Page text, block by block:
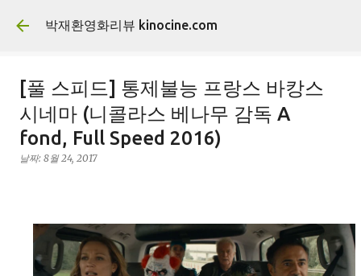
기본 콘텐츠로 건너뛰기
박재환영화리뷰 kinocine.com
[풀 스피드] 통제불능 프랑스 바캉스
시네마 (니콜라스 베나무 감독 A
fond, Full Speed 2016)
날짜: 8월 24, 2017